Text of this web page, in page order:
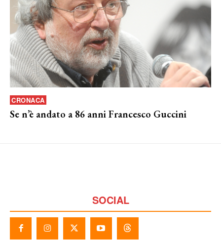
CRONACA
Se n’è andato a 86 anni Francesco Guccini
SOCIAL